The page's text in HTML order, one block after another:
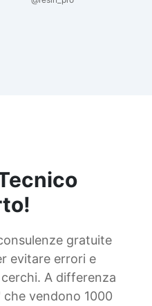
gratuite
evitare errori e
A differenza
vendono 1000